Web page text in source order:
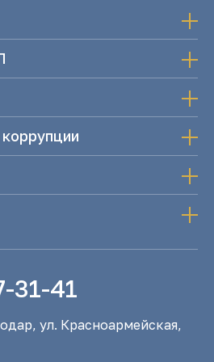
31-41
ул. Красноармейская,